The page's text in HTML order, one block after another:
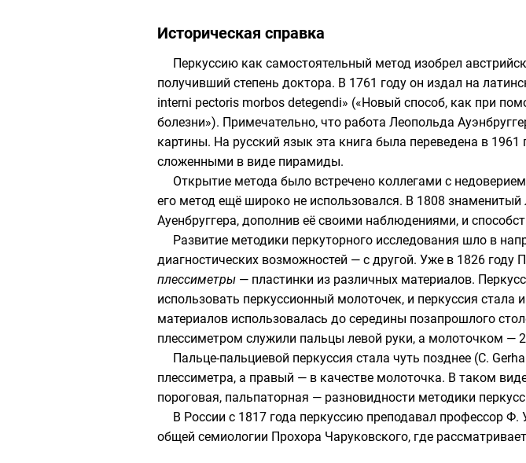
Историческая справка
Перкуссию как самостоятельный метод изобрел
получивший степень доктора. В 1761 году он издал на
interni pectoris morbos detegendi» («Новый способ, как при
болезни»). Примечательно, что работа Леопольда
картины. На русский язык эта книга была переведена в
сложенными в виде пирамиды.
Открытие метода было встречено коллегами с
его метод ещё широко не использовался. В 1808
Ауенбруггера, дополнив её своими наблюдениями, и
Развитие методики перкуторного исследования шло в
диагностических возможностей — с другой. Уже в 1826 году
плессиметры — пластинки из различных материалов.
использовать перкуссионный молоточек, и перкуссия
материалов использовалась до середины позапрошлого
плессиметром служили пальцы левой руки, а молоточком —
Пальце-пальциевой перкуссия стала чуть позднее (C.
плессиметра, а правый — в качестве молоточка. В таком
пороговая, пальпаторная — разновидности методики
В России с 1817 года перкуссию преподавал профессор Ф.
общей семиологии Прохора Чаруковского, где